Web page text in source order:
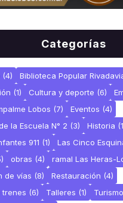
Categorías
(4) Biblioteca Popular
(1) Cultura y deporte (6)
Lobos (7) Eventos (4)
la Escuela N° 2 (3) Historia
911 (1) Las Cinco
obras (4) ramal Las Heras-
de vías (8) Restauración (4)
trenes (6) Talleres (1) Turismo